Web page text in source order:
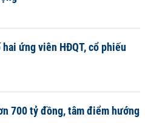
ứng viên HĐQT, cổ phiếu
700 tỷ đồng, tâm điểm hướng